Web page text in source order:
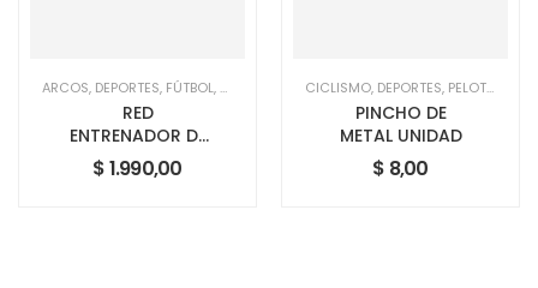
ARCOS, DEPORTES, FÚTBOL,UNCATEGORIZED
RED
ENTRENADOR DE
TIROS
$1.990,00
CICLISMO, DEPORTES, PELOTAS
PINCHO DE
METAL UNIDAD
$ 8,00